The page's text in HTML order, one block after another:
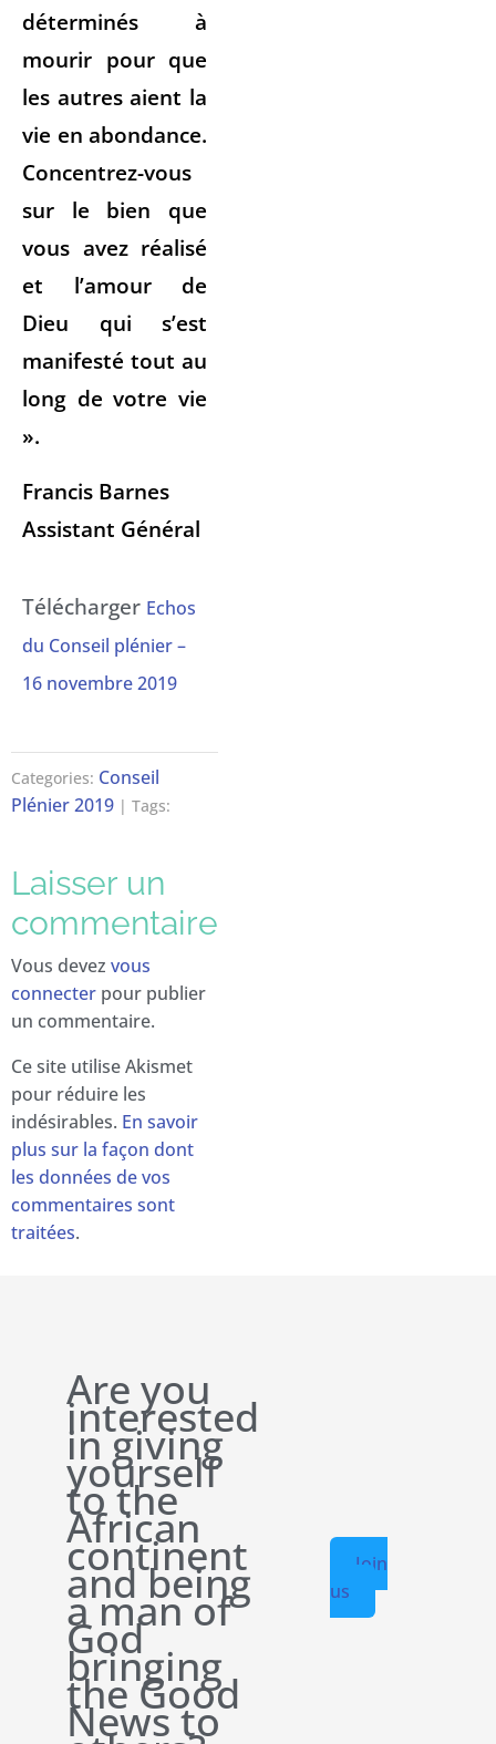
déterminés à
mourir pour que
les autres aient la
vie en abondance.
Concentrez-vous
sur le bien que
vous avez réalisé
et l’amour de
Dieu qui s’est
manifesté tout au
long de votre vie
».
Francis Barnes
Assistant Général
Télécharger Echos
du Conseil plénier –
16 novembre 2019
Categories: Conseil
Plénier 2019 | Tags:
Laisser un
commentaire
Vous devez vous
connecter pour publier
un commentaire.
Ce site utilise Akismet
pour réduire les
indésirables. En savoir
plus sur la façon dont
les données de vos
commentaires sont
traitées.
Are you
interested
in giving
yourself
to the
African
continent
and being
a man of
God
bringing
the Good
News to
Join
us